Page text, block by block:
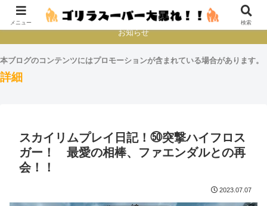
本とか映画とかゲームプレイとか
お知らせ
本ブログのコンテンツにはプロモーションが含まれている場合があります。
詳細
スカイリムプレイ日記！㊿突撃ハイフロス
ガー！ 最愛の相棒、ファエンダルとの再
会！！
2023.07.07
メニュー 検索